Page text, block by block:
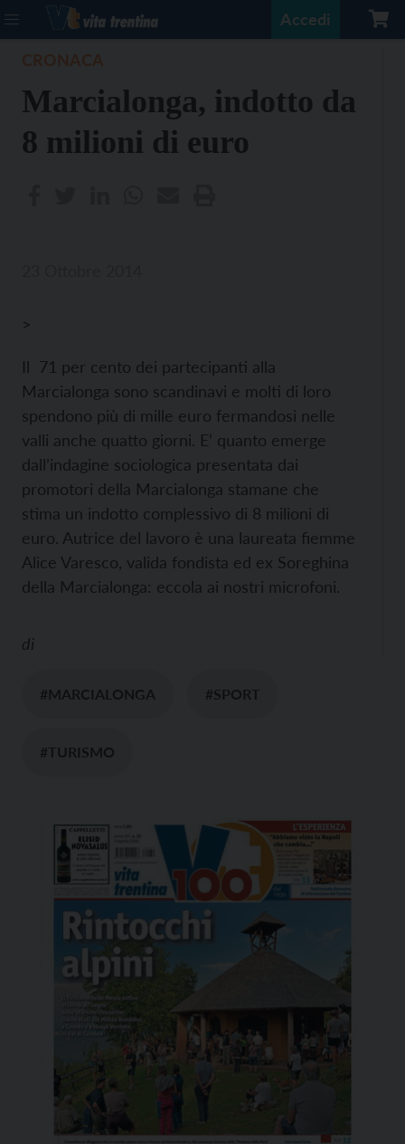
Accedi
Marcialonga, indotto da
8 milioni di euro
>
Il 71 per cento dei partecipanti alla
Marcialonga sono scandinavi e molti di loro
spendono più di mille euro fermandosi nelle
valli anche quatto giorni. E’ quanto emerge
dall’indagine sociologica presentata dai
promotori della Marcialonga stamane che
stima un indotto complessivo di 8 milioni di
euro. Autrice del lavoro è una laureata fiemme
Alice Varesco, valida fondista ed ex Soreghina
della Marcialonga: eccola ai nostri microfoni.
di
#MARCIALONGA #SPORT
#TURISMO